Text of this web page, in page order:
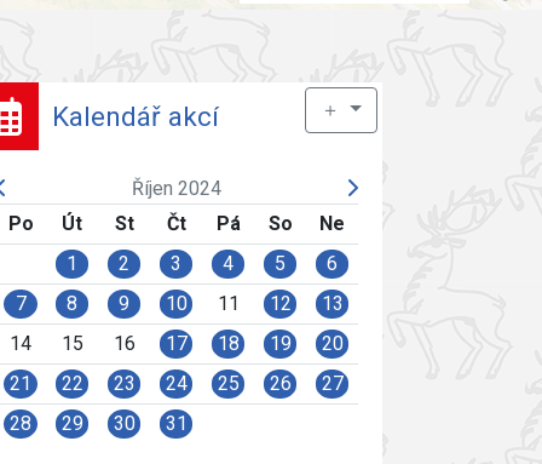
Kalendář akcí ＋
Říjen 2024
Po
Út St Čt Pá So
Ne
1
2 3 4 5
6
7
8 9 10 11 12
13
14
15 16 17 18 19
20
21
22 23 24 25 26
27
28
29 30 31